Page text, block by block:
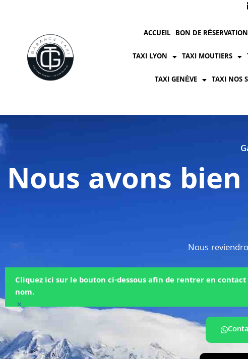
ACCUEIL BON DE RÉSERVATION
TAXI LYON TAXI MOUTIERS
TAXI GENÈVE TAXI NOS
Nous avons
Nous
Cliquez ici sur le bouton ci-dessous afin de rentrer en
nom.
×